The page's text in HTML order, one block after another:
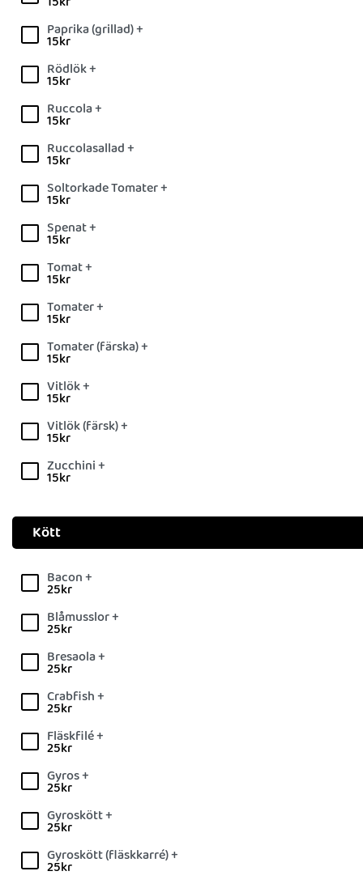
Paprika (grillad) +
15kr
Rödlök +
15kr
Ruccola +
15kr
Ruccolasallad +
15kr
Soltorkade Tomater +
15kr
Spenat +
15kr
Tomat +
15kr
Tomater +
15kr
Tomater (färska) +
15kr
Vitlök +
15kr
Vitlök (färsk) +
15kr
Zucchini +
15kr
Kött
Bacon +
25kr
Blåmusslor +
25kr
Bresaola +
25kr
Crabfish +
25kr
Fläskfilé +
25kr
Gyros +
25kr
Gyroskött +
25kr
Gyroskött (fläskkarré) +
25kr